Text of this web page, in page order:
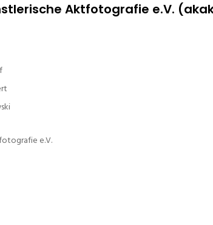
Aktfotografie e.V.
e.V.